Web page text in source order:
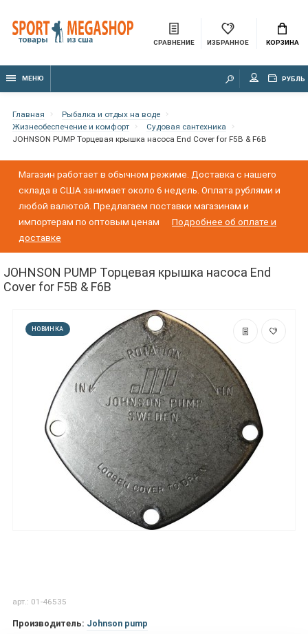
СРАВНЕНИЕ ИЗБРАННОЕ КОРЗИНА
МЕНЮ РУБЛЬ
Главная
Рыбалка и отдых на воде
Жизнеобеспечение и комфорт
Судовая сантехника
JOHNSON PUMP Торцевая крышка насоса End Cover for F5B & F6B
Магазин работает в обычном режиме. Доставка с нашего
склада в США занимает около 6 недель. Оплата рублями и
любой валютой. Предлагаем поставки магазинам и
импортерам по оптовым ценам
Подробнее об оплате и
доставке
JOHNSON PUMP Торцевая крышка насоса End
Cover for F5B & F6B
НОВИНКА
арт.: 01-46535
Производитель: Johnson pump